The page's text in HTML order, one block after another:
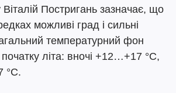
Віталій Постригань зазначає, що
можливі град і сильні
температурний фон
літа: вночі +12…+17 °C,
°C.